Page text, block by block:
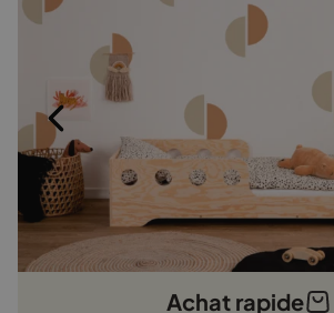
sur
produit
Achat rapide